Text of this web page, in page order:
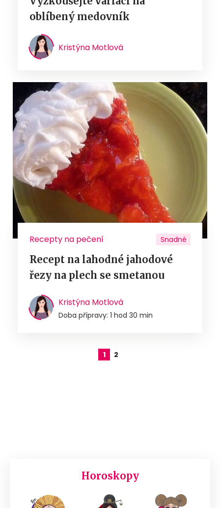
oblíbený medovník
Kristýna Motlová
Recepty na pečení Snadné
Recept na lahodné jahodové
řezy na plech se smetanou
Kristýna Motlová
Doba přípravy: 1 hod 30 min
1 2
Horoskopy